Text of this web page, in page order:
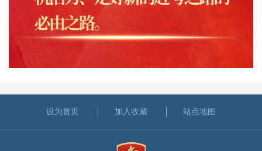
设为首页 加入收藏 站点地图